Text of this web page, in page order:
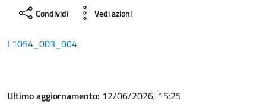
Condividi Vedi azioni
L1054_003_004
Ultimo aggiornamento: 12/06/2026, 15:25